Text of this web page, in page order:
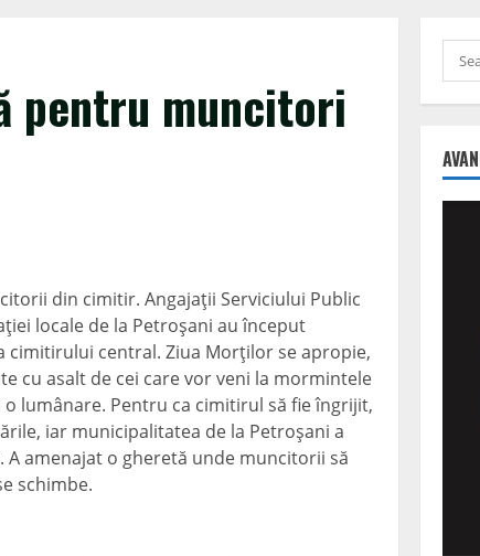
pentru muncitori
din cimitir. Angajaţii Serviciului Public
locale de la Petroşani au început
cimitirului central. Ziua Morţilor se apropie,
cu asalt de cei care vor veni la mormintele
lumânare. Pentru ca cimitirul să fie îngrijit,
iar municipalitatea de la Petroşani a
A amenajat o gheretă unde muncitorii să
schimbe.
for: